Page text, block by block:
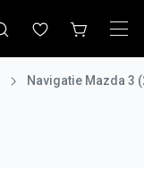
Navigatie Mazda 3